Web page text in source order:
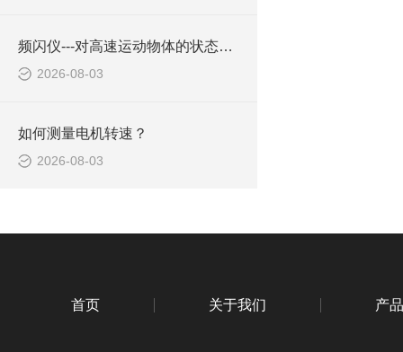
频闪仪---对高速运动物体的状态进行观察
2026-08-03
如何测量电机转速？
2026-08-03
首页 关于我们 产